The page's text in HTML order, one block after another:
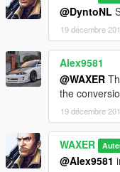
@DyntoNL
19 décembre
Alex9581
@WAXER
the
19 décembre
WAXER
@Alex9581